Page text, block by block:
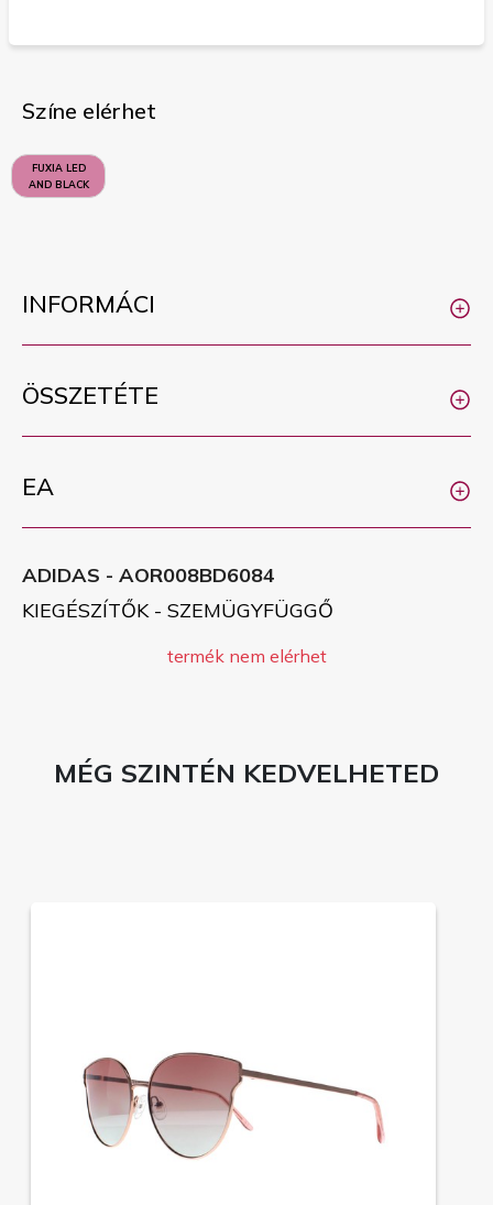
Színe elérhet
FUXIA LED
AND BLACK
INFORMÁCI
ÖSSZETÉTE
EA
ADIDAS - AOR008BD6084
KIEGÉSZÍTŐK - SZEMÜGYFÜGGŐ
termék nem elérhet
MÉG SZINTÉN KEDVELHETED